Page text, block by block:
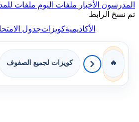
المدرسون الأخبار ملفات اليوم ملفات
تم نسخ الرابط
الأكاديميةكويزاتجدول
🔥 كويزات لجميع الصفوف